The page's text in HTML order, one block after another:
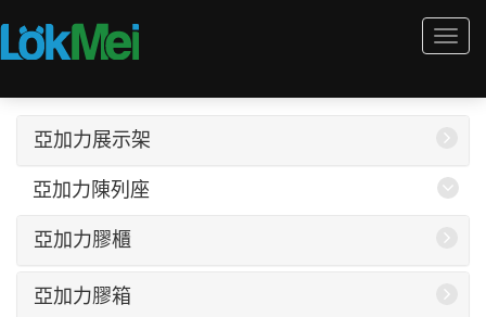
亞加力展示架
亞加力陳列座
亞加力膠櫃
亞加力膠箱